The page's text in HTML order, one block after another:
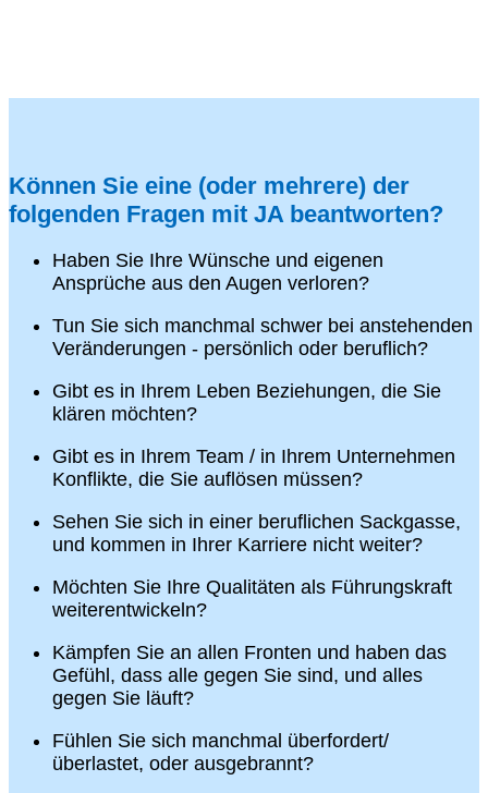
Können Sie eine (oder mehrere) der
folgenden Fragen mit JA beantworten?
Haben Sie Ihre Wünsche und eigenen
Ansprüche aus den Augen verloren?
Tun Sie sich manchmal schwer bei anstehenden
Veränderungen - persönlich oder beruflich?
Gibt es in Ihrem Leben Beziehungen, die Sie
klären möchten?
Gibt es in Ihrem Team / in Ihrem Unternehmen
Konflikte, die Sie auflösen müssen?
Sehen Sie sich in einer beruflichen Sackgasse,
und kommen in Ihrer Karriere nicht weiter?
Möchten Sie Ihre Qualitäten als Führungskraft
weiterentwickeln?
Kämpfen Sie an allen Fronten und haben das
Gefühl, dass alle gegen Sie sind, und alles
gegen Sie läuft?
Fühlen Sie sich manchmal überfordert/
überlastet, oder ausgebrannt?